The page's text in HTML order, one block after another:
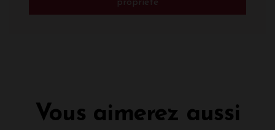
propriété
Vous aimerez aussi